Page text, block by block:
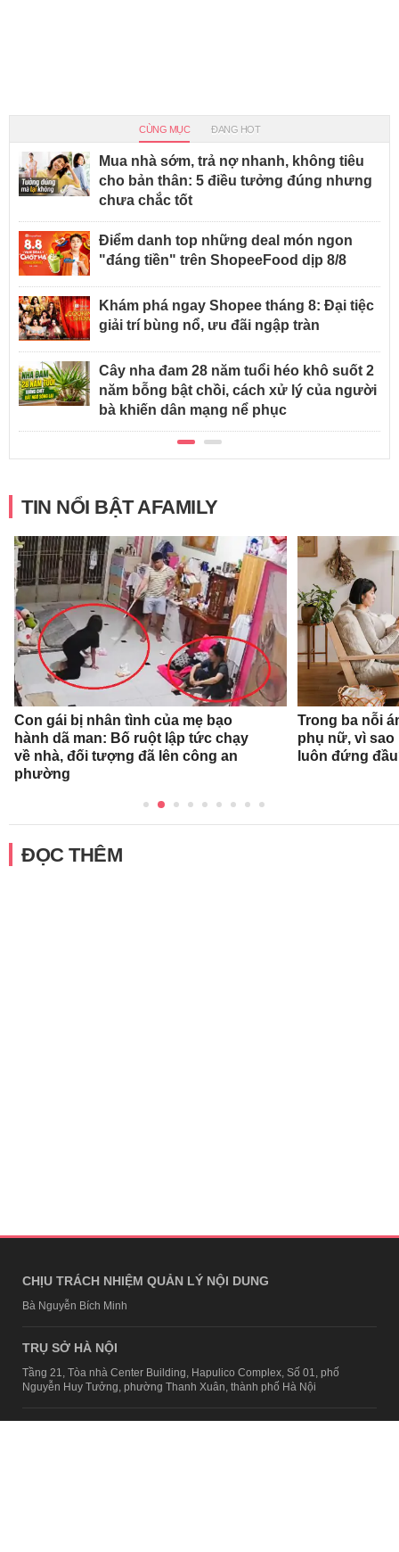
CÙNG MỤC ĐANG HOT
Mua nhà sớm, trả nợ nhanh, không tiêu
cho bản thân: 5 điều tưởng đúng nhưng
chưa chắc tốt
Điểm danh top những deal món ngon
"đáng tiền" trên ShopeeFood dịp 8/8
Khám phá ngay Shopee tháng 8: Đại tiệc
giải trí bùng nổ, ưu đãi ngập tràn
Cây nha đam 28 năm tuổi héo khô suốt 2
năm bỗng bật chồi, cách xử lý của người
bà khiến dân mạng nể phục
TIN NỔI BẬT AFAMILY
Con gái bị nhân tình của mẹ bạo
hành dã man: Bố ruột lập tức chạy
về nhà, đối tượng đã lên công an
phường
Trong ba nỗi
phụ nữ, vì sao
luôn đứng
ĐỌC THÊM
CHỊU TRÁCH NHIỆM QUẢN LÝ NỘI DUNG
Bà Nguyễn Bích Minh
TRỤ SỞ HÀ NỘI
Tầng 21, Tòa nhà Center Building, Hapulico Complex, Số 01, phố
Nguyễn Huy Tưởng, phường Thanh Xuân, thành phố Hà Nội